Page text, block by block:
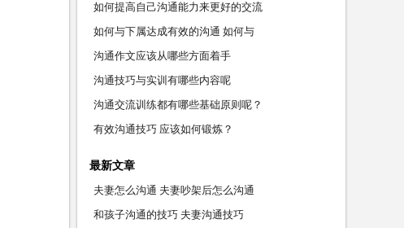
如何提高自己沟通能力来更好的交流
如何与下属达成有效的沟通 如何与
沟通作文应该从哪些方面着手
沟通技巧与实训有哪些内容呢
沟通交流训练都有哪些基础原则呢？
有效沟通技巧 应该如何锻炼？
最新文章
夫妻怎么沟通 夫妻吵架后怎么沟通
和孩子沟通的技巧 夫妻沟通技巧